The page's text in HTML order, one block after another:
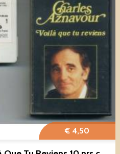
€ 4,50